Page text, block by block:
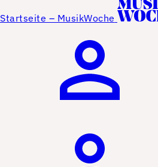
Startseite – MusikWoche